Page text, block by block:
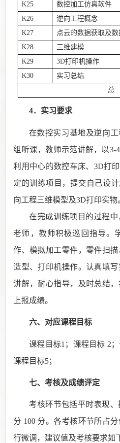
K25 数控加工仿真软件
K26
逆向工程概念
K27
点云的数据获取及数
K28
三维建模
K29
3D打印机操作
K30
实习总结
4．实习要求
在数控实习基地及逆向
组听课，教师示范讲解，以3-4
利用中心的数控车床、 3D打
定的训练项目，提交自己设
向工程三维模型及3D打印实物
在完成训练项目的过程
老师，教师积极巡回指导。
作、模拟加工零件，零件扫
造型、打印机操作。认真填
讲解，耐心指导，及时总结
上报成绩。
六、对应课程目标
课程目标1； 课程目标 2；
课程目标5；
七、考核及成绩评定
考核环节包括平时表现
分 100 分。各考核环节所占
行微调，建议值及考核要求如